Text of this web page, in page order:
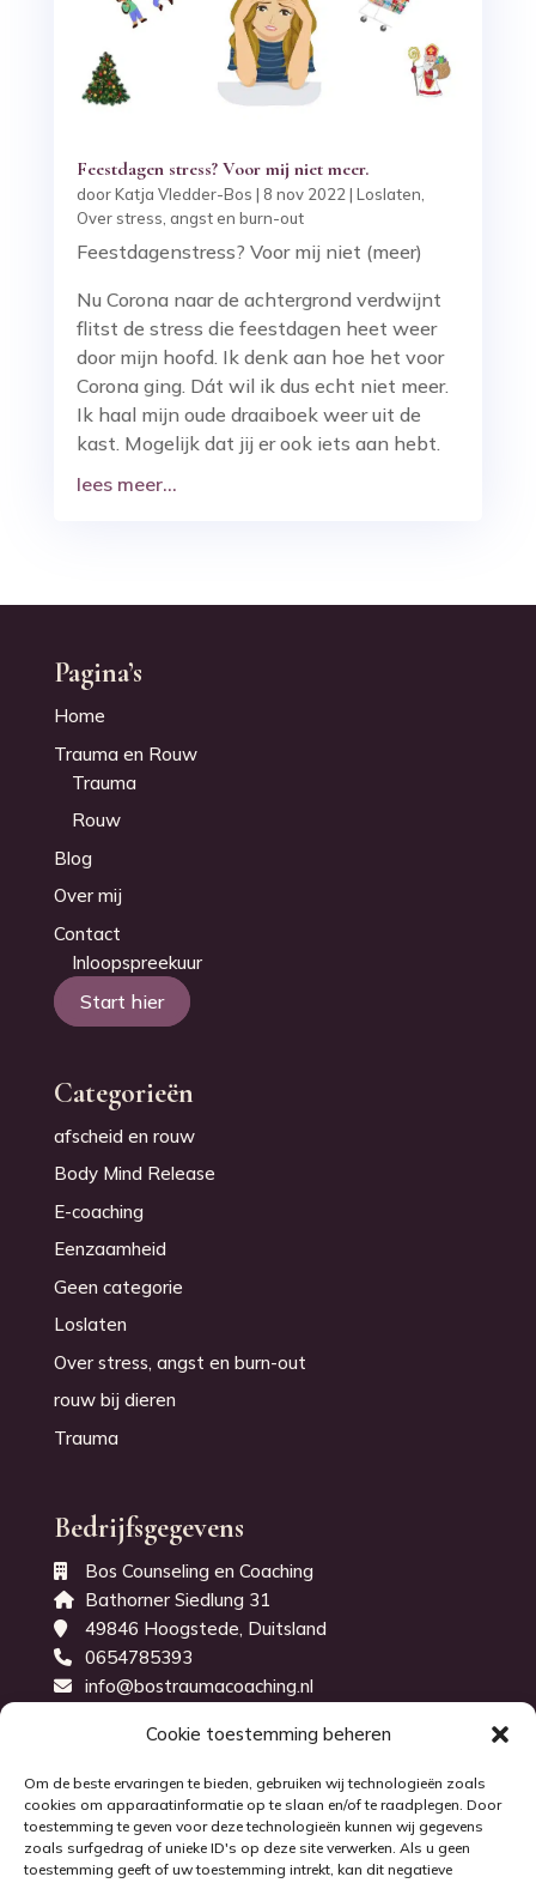
Cookie toestemming beheren
Om de beste ervaringen te bieden, gebruiken wij technologieën zoals
cookies om apparaatinformatie op te slaan en/of te raadplegen. Door
toestemming te geven voor deze technologieën kunnen wij gegevens
zoals surfgedrag of unieke ID's op deze site verwerken. Als u geen
toestemming geeft of uw toestemming intrekt, kan dit negatieve
Feestdagen stress? Voor mij niet meer.
doorKatja Vledder-Bos | 8 nov 2022| Loslaten,
Over stress, angst en burn-out
Feestdagenstress? Voor mij niet (meer)
Nu Corona naar de achtergrond verdwijnt
flitst de stress die feestdagen heet weer
door mijn hoofd. Ik denk aan hoe het voor
Corona ging. Dát wil ik dus echt niet meer.
Ik haal mijn oude draaiboek weer uit de
kast. Mogelijk dat jij er ook iets aan hebt.
lees meer...
Pagina’s
Home
Trauma en Rouw
Trauma
Rouw
Blog
Over mij
Contact
Inloopspreekuur
Start hier
Categorieën
afscheid en rouw
Body Mind Release
E-coaching
Eenzaamheid
Geen categorie
Loslaten
Over stress, angst en burn-out
rouw bij dieren
Trauma
Bedrijfsgegevens
Bos Counseling en Coaching
Bathorner Siedlung 31
49846 Hoogstede, Duitsland
0654785393
info@bostraumacoaching.nl
KvK-nummer: 71843914